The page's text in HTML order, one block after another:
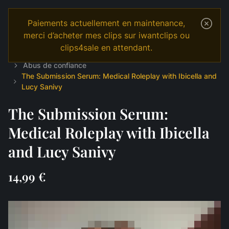
Paiements actuellement en maintenance,
merci d’acheter mes clips sur iwantclips ou
clips4sale en attendant.
Abus de confiance
The Submission Serum: Medical Roleplay with Ibicella and
Lucy Sanivy
The Submission Serum:
Medical Roleplay with Ibicella
and Lucy Sanivy
14,99 €